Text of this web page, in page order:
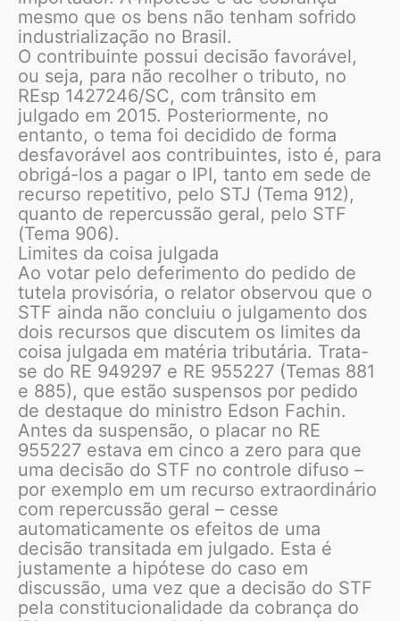
mesmo que os bens não tenham sofrido
industrialização no Brasil.
O contribuinte possui decisão favorável,
ou seja, para não recolher o tributo, no
REsp 1427246/SC, com trânsito em
julgado em 2015. Posteriormente, no
entanto, o tema foi decidido de forma
desfavorável aos contribuintes, isto é, para
obrigá-los a pagar o IPI, tanto em sede de
recurso repetitivo, pelo STJ (Tema 912),
quanto de repercussão geral, pelo STF
(Tema 906).
Limites da coisa julgada
Ao votar pelo deferimento do pedido de
tutela provisória, o relator observou que o
STF ainda não concluiu o julgamento dos
dois recursos que discutem os limites da
coisa julgada em matéria tributária. Trata-
se do RE 949297 e RE 955227 (Temas 881
e 885), que estão suspensos por pedido
de destaque do ministro Edson Fachin.
Antes da suspensão, o placar no RE
955227 estava em cinco a zero para que
uma decisão do STF no controle difuso –
por exemplo em um recurso extraordinário
com repercussão geral – cesse
automaticamente os efeitos de uma
decisão transitada em julgado. Esta é
justamente a hipótese do caso em
discussão, uma vez que a decisão do STF
pela constitucionalidade da cobrança do